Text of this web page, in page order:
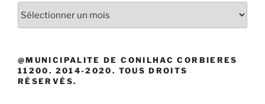
@MUNICIPALITE DE CONILHAC CORBIERES
11200. 2014-2020. TOUS DROITS
RÉSERVÉS.